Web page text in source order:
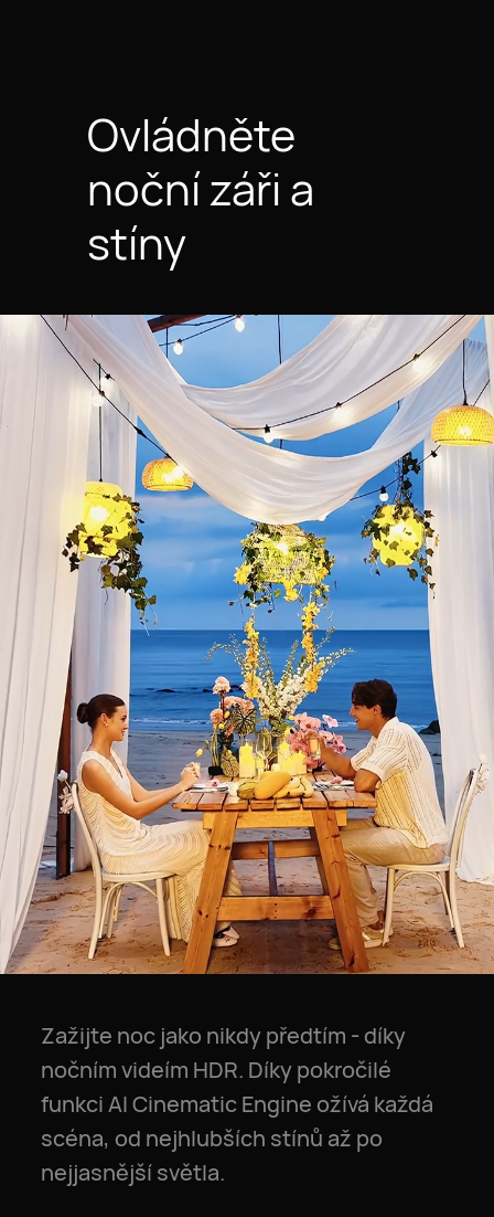
Ovládněte
noční záři a
stíny
Zažijte noc jako nikdy předtím - díky
nočním videím HDR. Díky pokročilé
funkci AI Cinematic Engine ožívá každá
scéna, od nejhlubších stínů až po
nejjasnější světla.